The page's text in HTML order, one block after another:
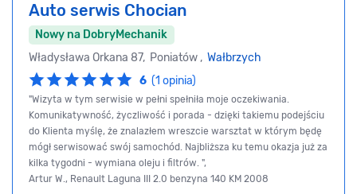
Auto serwis Chocian
Nowy na DobryMechanik
Władysława Orkana 87, Poniatów , Wałbrzych
6 (1 opinia)
"Wizyta w tym serwisie w pełni spełniła moje oczekiwania.
Komunikatywność, życzliwość i porada - dzięki takiemu podejściu
do Klienta myślę, że znalazłem wreszcie warsztat w którym będę
mógł serwisować swój samochód. Najbliższa ku temu okazja już za
kilka tygodni - wymiana oleju i filtrów. ",
Artur W., Renault Laguna III 2.0 benzyna 140 KM 2008